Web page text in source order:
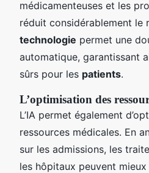
médicamenteuses et les
réduit considérablement le
technologie permet une
automatique, garantissant
sûrs pour les patients.
L’optimisation des
L’IA permet également
ressources médicales. En
sur les admissions, les
les hôpitaux peuvent